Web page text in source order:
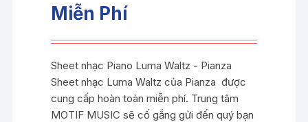
Miễn Phí
Sheet nhạc Piano Luma Waltz - Pianza
Sheet nhạc Luma Waltz của Pianza được
cung cấp hoàn toàn miễn phí. Trung tâm
MOTIF MUSIC sẽ cố gắng gửi đến quý bạn